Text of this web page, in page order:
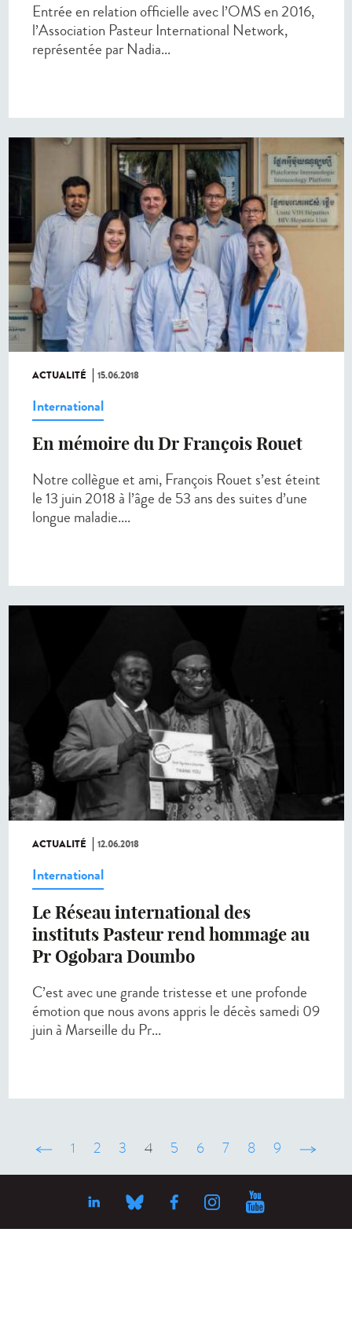
Entrée en relation officielle avec l’OMS en 2016,
l’Association Pasteur International Network,
représentée par Nadia...
ACTUALITÉ 15.06.2018
International
En mémoire du Dr François Rouet
Notre collègue et ami, François Rouet s’est éteint
le 13 juin 2018 à l’âge de 53 ans des suites d’une
longue maladie....
ACTUALITÉ 12.06.2018
International
Le Réseau international des
instituts Pasteur rend hommage au
Pr Ogobara Doumbo
C’est avec une grande tristesse et une profonde
émotion que nous avons appris le décès samedi 09
juin à Marseille du Pr...
‹ précédent
1 2 3 4 5 6 7 8 9 suivant ›